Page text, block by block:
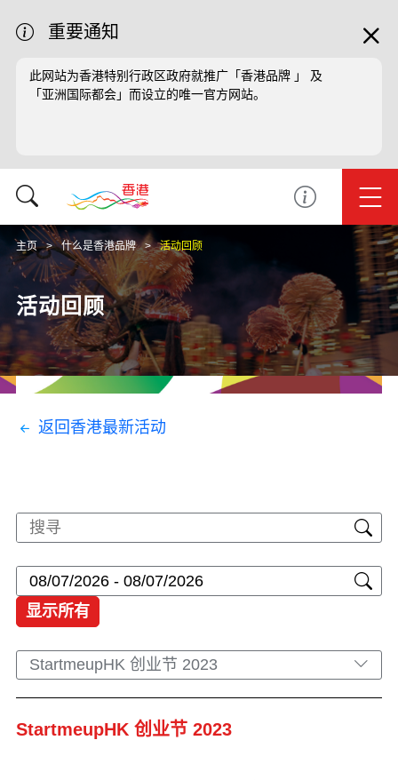
重要通知
此网站为香港特别行政区政府就推广「香港品牌 」 及
「亚洲国际都会」而设立的唯一官方网站。
主页 什么是香港品牌 活动回顾
活动回顾
返回香港最新活动
显示所有
StartmeupHK 创业节 2023
StartmeupHK 创业节 2023